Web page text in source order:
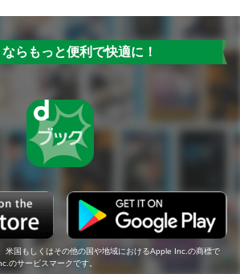
らもっと便利で快適に！
米国もしくはその他の国や地域におけるApple Inc.の商標で
のサービスマークです。